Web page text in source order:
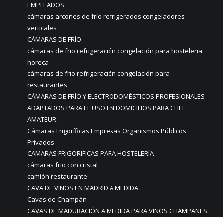
EMPLEADOS
cámaras arcones de frío refrigerados congeladores
verticales
CÁMARAS DE FRÍO
cámaras de frio refrigeración congelación para hosteleria
horeca
cámaras de frio refrigeración congelación para
restaurantes
CÁMARAS DE FRÍO Y ELECTRODOMÉSTICOS PROFESIONALES
ADAPTADOS PARA EL USO EN DOMICILIOS PARA CHEF
AMATEUR.
Cámaras Frigoríficas Empresas Organismos Públicos
Privados
CAMARAS FRIGORIFICAS PARA HOSTELERÍA
cámaras frio con cristal
camión restaurante
CAVA DE VINOS EN MADRID A MEDIDA
Cavas de Champán
CAVAS DE MADURACIÓN A MEDIDA PARA VINOS CHAMPANES